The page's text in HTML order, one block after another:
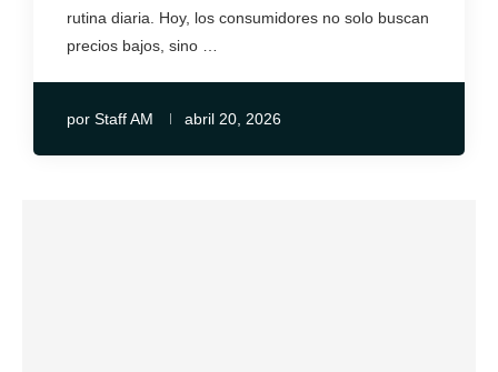
rutina diaria. Hoy, los consumidores no solo buscan
precios bajos, sino …
por Staff AM abril 20, 2026